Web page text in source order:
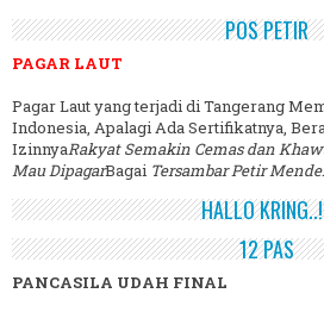
POS PETIR
PAGAR LAUT
Pagar Laut yang terjadi di Tangerang
Indonesia, Apalagi Ada Sertifikatnya,
IzinnyaRakyat Semakin Cemas dan
Mau DipagarBagai Tersambar Petir
HALLO
12 PAS
PANCASILA UDAH FINAL